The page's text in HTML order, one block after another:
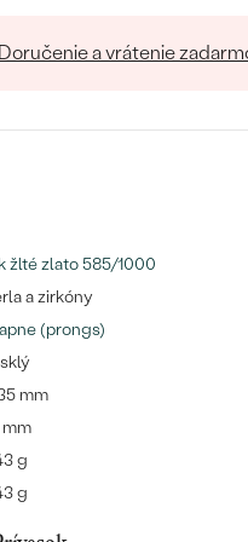
Doručenie a vrátenie
žlté zlato 585/1000
a zirkóny
(prongs)
mm
mm
g
g